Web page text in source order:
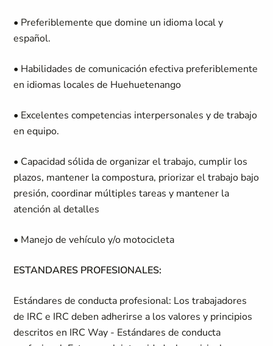
• Preferiblemente que domine un idioma local y
español.
• Habilidades de comunicación efectiva preferiblemente
en idiomas locales de Huehuetenango
• Excelentes competencias interpersonales y de trabajo
en equipo.
• Capacidad sólida de organizar el trabajo, cumplir los
plazos, mantener la compostura, priorizar el trabajo bajo
presión, coordinar múltiples tareas y mantener la
atención al detalles
• Manejo de vehículo y/o motocicleta
ESTANDARES PROFESIONALES:
Estándares de conducta profesional: Los trabajadores
de IRC e IRC deben adherirse a los valores y principios
descritos en IRC Way - Estándares de conducta